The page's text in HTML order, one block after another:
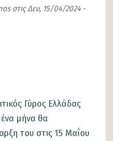
Βούρλα
στιςΔευ, 15/04/2024 -
Γύρος Ελλάδας
ένα μήνα θα
του στις 15 Μαΐου